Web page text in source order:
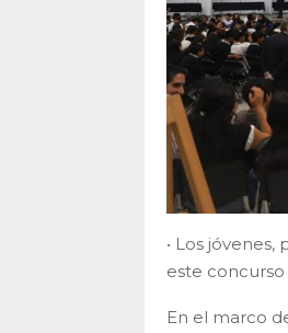
• Los
este
En el marco